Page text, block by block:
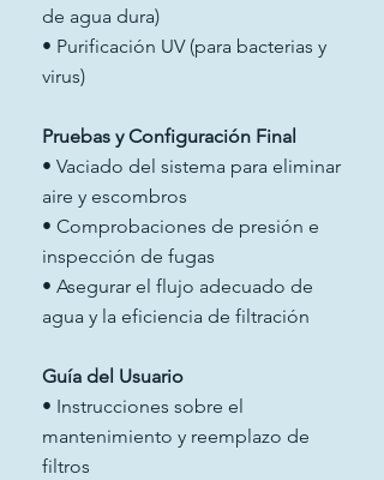
de agua dura)
• Purificación UV (para bacterias y
virus)
Pruebas y Configuración Final
• Vaciado del sistema para eliminar
aire y escombros
• Comprobaciones de presión e
inspección de fugas
• Asegurar el flujo adecuado de
agua y la eficiencia de filtración
Guía del Usuario
• Instrucciones sobre el
mantenimiento y reemplazo de
filtros